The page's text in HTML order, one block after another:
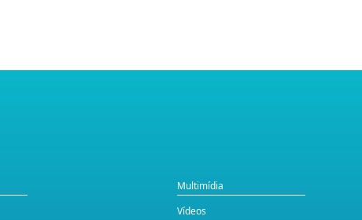
Multimídia
Vídeos